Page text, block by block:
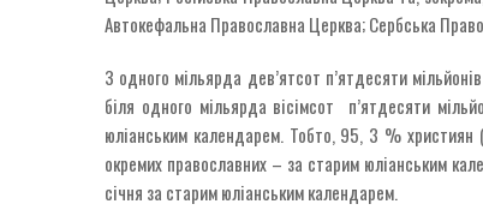
Автокефальна Православна Церква; Сербська
З одного мільярда дев’ятсот п’ятдесяти
біля одного мільярда вісімсот п’ятдесяти
юліанським календарем. Тобто, 95, 3 % християн
окремих православних – за старим юліанським
січня за старим юліанським календарем.